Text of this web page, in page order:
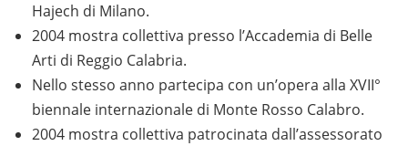
Hajech di Milano.
2004 mostra collettiva presso l’Accademia di Belle
Arti di Reggio Calabria.
Nello stesso anno partecipa con un’opera alla XVII°
biennale internazionale di Monte Rosso Calabro.
2004 mostra collettiva patrocinata dall’assessorato